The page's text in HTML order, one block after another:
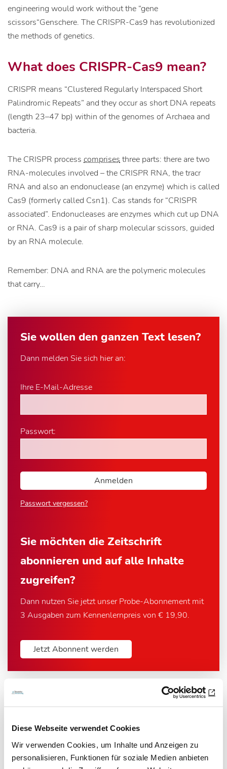
Diese Webseite verwendet Cookies
Wir verwenden Cookies, um Inhalte und Anzeigen zu
personalisieren, Funktionen für soziale Medien anbieten
Newsletter­anmeldung
Bleiben Sie auf dem Laufenden. Der MT-Dialog-
Newsletter informiert Sie jede Woche kostenfrei
engineering would work without the “gene
scissors“Genschere. The CRISPR-Cas9 has revolutionized
the methods of genetics.
What does CRISPR-Cas9 mean?
CRISPR means “Clustered Regularly Interspaced Short
Palindromic Repeats” and they occur as short DNA repeats
(length 23–47 bp) within of the genomes of Archaea and
bacteria.
The CRISPR process comprisesthree parts: there are two
RNA-molecules involved – the CRISPR RNA, the tracr
RNA and also an endonuclease (an enzyme) which is called
Cas9 (formerly called Csn1). Cas stands for “CRISPR
associated”. Endonucleases are enzymes which cut up DNA
or RNA. Cas9 is a pair of sharp molecular scissors, guided
by an RNA molecule.
Remember: DNA and RNA are the polymeric molecules
that carry…
Sie wollen den ganzen Text lesen?
Dann melden Sie sich hier an:
Ihre E-Mail-Adresse
Passwort:
Passwort vergessen?
Sie möchten die Zeitschrift
abonnieren und auf alle Inhalte
zugreifen?
Dann nutzen Sie jetzt unser Probe-Abonnement mit
3 Ausgaben zum Kennenlernpreis von € 19,90.
Jetzt Abonnent werden